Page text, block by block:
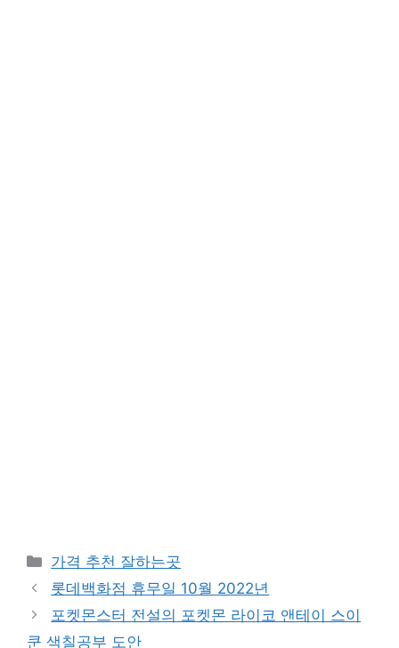
카
테
리
가격 추천 잘하는곳
롯데백화점 휴무일 10월 2022년
포켓몬스터 전설의 포켓몬 라이코 앤테이 스이
쿤 색칠공부 도안